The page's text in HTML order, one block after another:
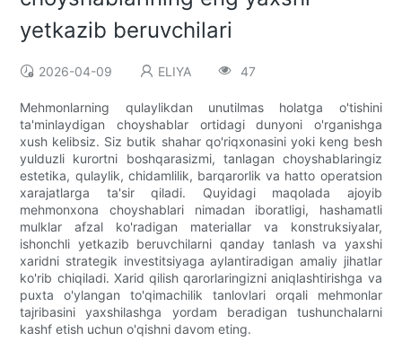
yetkazib beruvchilari
2026-04-09 ELIYA 47
Mehmonlarning qulaylikdan unutilmas holatga o'tishini
ta'minlaydigan choyshablar ortidagi dunyoni o'rganishga
xush kelibsiz. Siz butik shahar qo'riqxonasini yoki keng besh
yulduzli kurortni boshqarasizmi, tanlagan choyshablaringiz
estetika, qulaylik, chidamlilik, barqarorlik va hatto operatsion
xarajatlarga ta'sir qiladi. Quyidagi maqolada ajoyib
mehmonxona choyshablari nimadan iboratligi, hashamatli
mulklar afzal ko'radigan materiallar va konstruksiyalar,
ishonchli yetkazib beruvchilarni qanday tanlash va yaxshi
xaridni strategik investitsiyaga aylantiradigan amaliy jihatlar
ko'rib chiqiladi. Xarid qilish qarorlaringizni aniqlashtirishga va
puxta o'ylangan to'qimachilik tanlovlari orqali mehmonlar
tajribasini yaxshilashga yordam beradigan tushunchalarni
kashf etish uchun o'qishni davom eting.